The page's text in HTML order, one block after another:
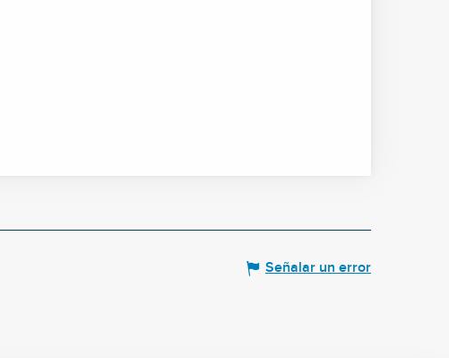
Señalar un error